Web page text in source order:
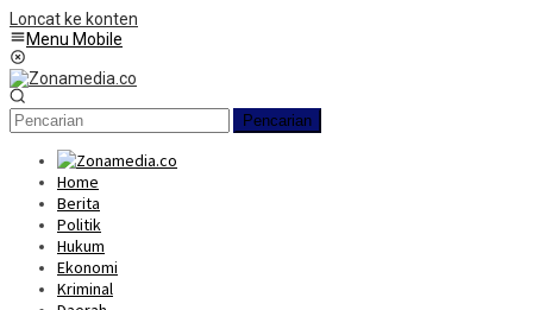
Loncat ke konten
Menu Mobile
Pencarian
Home
Berita
Politik
Hukum
Ekonomi
Kriminal